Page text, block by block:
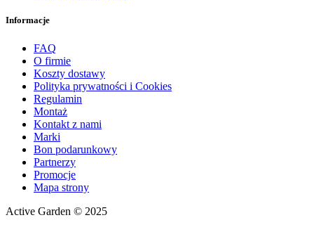
Informacje
FAQ
O firmie
Koszty dostawy
Polityka prywatności i Cookies
Regulamin
Montaż
Kontakt z nami
Marki
Bon podarunkowy
Partnerzy
Promocje
Mapa strony
Active Garden © 2025